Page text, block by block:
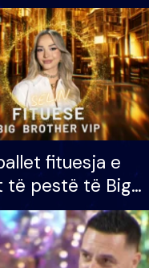
fituesja e
të pestë të Big
rrëmben
madh prej 100